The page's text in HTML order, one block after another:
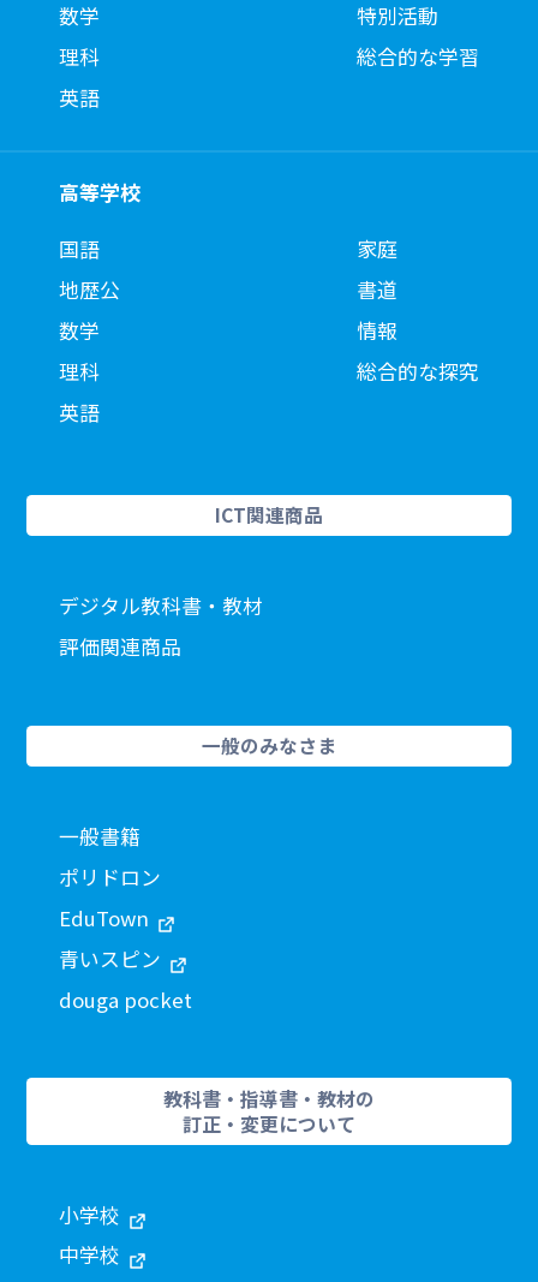
数学
理科
英語
特別活動
総合的な学習
高等学校
国語
地歴公
数学
理科
英語
家庭
書道
情報
総合的な探究
ICT関連商品
デジタル教科書・教材
評価関連商品
一般のみなさま
一般書籍
ポリドロン
EduTown
青いスピン
douga pocket
教科書・指導書・教材の
訂正・変更について
小学校
中学校